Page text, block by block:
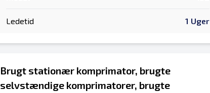
Ledetid 1 Uger
Brugt stationær komprimator, brugte
selvstændige komprimatorer, brugte